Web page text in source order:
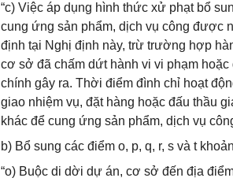
“c) Việc áp dụng hình thức xử phạt bổ
cung ứng sản phẩm, dịch vụ công được
định tại Nghị định này, trừ trường hợp
cơ sở đã chấm dứt hành vi vi phạm
chính gây ra. Thời điểm đình chỉ hoạt
giao nhiệm vụ, đặt hàng hoặc đấu thầu
khác để cung ứng sản phẩm, dịch vụ
b) Bổ sung các điểm o, p, q, r, s và t
“o) Buộc di dời dự án, cơ sở đến địa